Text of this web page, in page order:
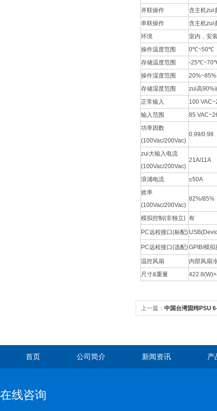
并联操作
含主机zui
串联操作
含主机zui
环境
室内，安
操作温度范围
0℃~50℃
存储温度范围
-
操作湿度范围
存储湿度范围
zui高90%
正常输入
100
输入范围
85
功率因数
(100Vac/200Vac)
0.99/0.98
zui大输入电流
(100Vac/200Vac)
21A/11A
浪涌电流
≤50A
效率
(100Vac/200Vac)
82%/85%
模拟控制(非独立) 有
PC远程接口(标配)
PC远程接口(选配)GPIB/模
温控风扇
内部风扇
尺寸&重量
上一篇： 中国台湾固纬PSU
首页 公司简介 新闻资讯 产
在线咨询